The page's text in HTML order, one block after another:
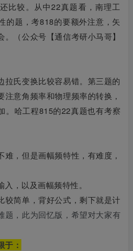
比较。从中22真题看，南理工
的题，考818的要额外注意，矢
（公众号【通信考研小马哥】
拉氏变换比较容易错。第三题的
意角频率和物理频率的转换，
。哈工程815的22真题也有考察
，但是画幅频特性，有难度，
，以及画幅频特性。
较简单，背好公式，剩下就是计
题，此为回忆版，希望对大家有
于：